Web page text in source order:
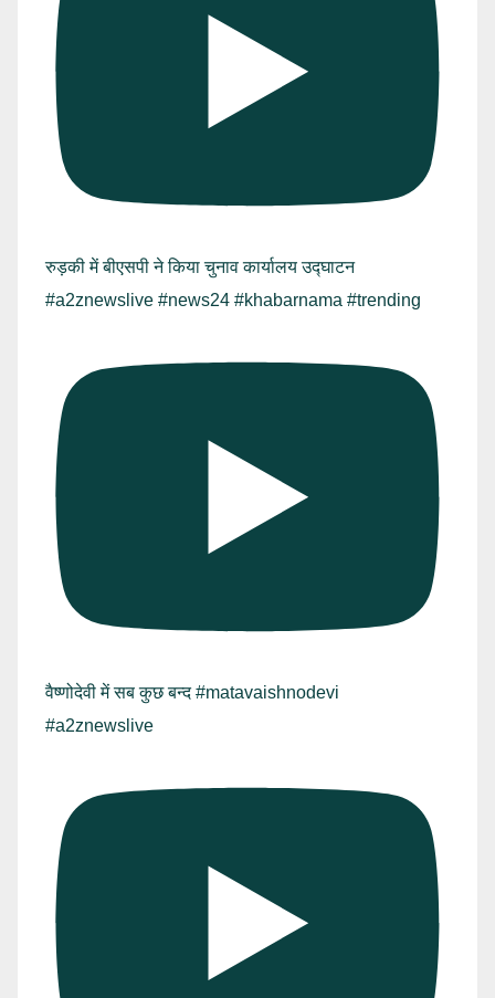
रुड़की में बीएसपी ने किया चुनाव कार्यालय उद्घाटन
#a2znewslive #news24 #khabarnama #trending
वैष्णोदेवी में सब कुछ बन्द #matavaishnodevi
#a2znewslive